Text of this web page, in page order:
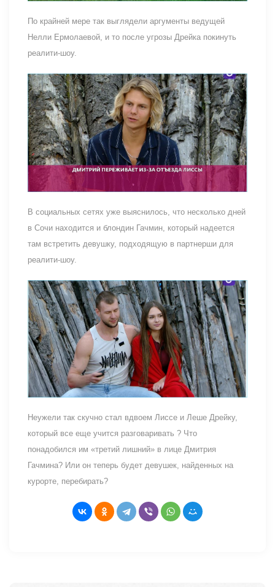
По крайней мере так выглядели аргументы ведущей
Нелли Ермолаевой, и то после угрозы Дрейка покинуть
реалити-шоу.
В социальных сетях уже выяснилось, что несколько дней
в Сочи находится и блондин Гачмин, который надеется
там встретить девушку, подходящую в партнерши для
реалити-шоу.
Неужели так скучно стал вдвоем Лиссе и Леше Дрейку,
который все еще учится разговаривать ? Что
понадобился им «третий лишний» в лице Дмитрия
Гачмина? Или он теперь будет девушек, найденных на
курорте, перебирать?